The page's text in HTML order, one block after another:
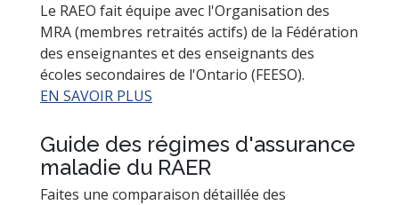
Le RAEO fait équipe avec l'Organisation des
MRA (membres retraités actifs) de la Fédération
des enseignantes et des enseignants des
écoles secondaires de l'Ontario (FEESO).
EN SAVOIR PLUS
Guide des régimes d'assurance
maladie du RAER
Faites une comparaison détaillée des